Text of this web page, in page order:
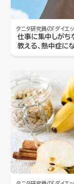
タニタ研究員の「ダイエ
仕事に集中しがち
教える、熱中症に